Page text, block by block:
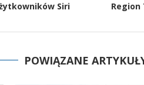
Siri
Region
POWIĄZANE